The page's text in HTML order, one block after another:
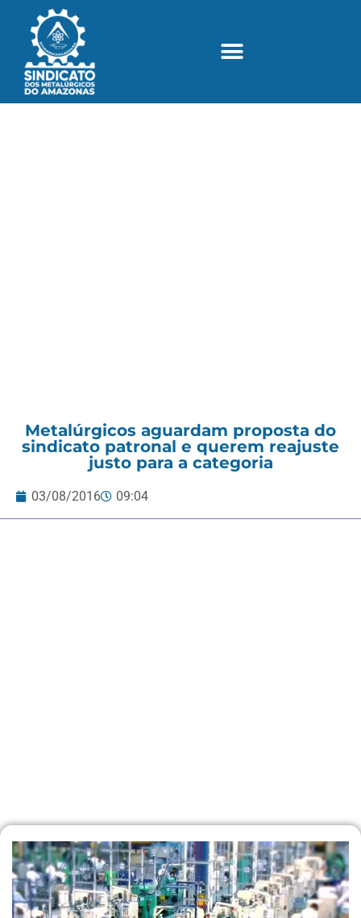
Metalúrgicos aguardam proposta do
sindicato patronal e querem reajuste
justo para a categoria
03/08/2016 09:04